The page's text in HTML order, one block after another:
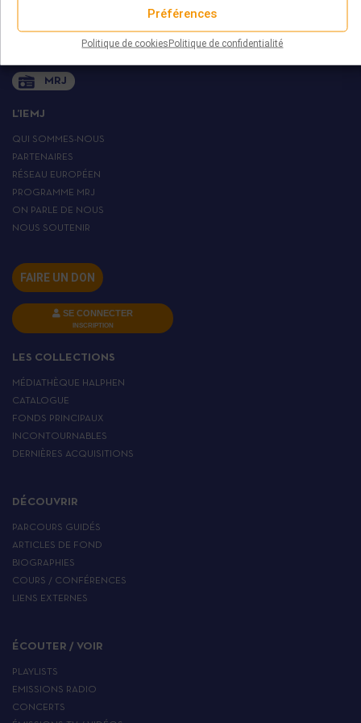
Préférences
Politique de cookiesPolitique de confidentialité
MRJ
L’IEMJ
QUI SOMMES-NOUS
PARTENAIRES
RÉSEAU EUROPÉEN
PROGRAMME MRJ
ON PARLE DE NOUS
NOUS SOUTENIR
FAIRE UN DON
SE CONNECTER
INSCRIPTION
LES COLLECTIONS
MÉDIATHÈQUE HALPHEN
CATALOGUE
FONDS PRINCIPAUX
INCONTOURNABLES
DERNIÈRES ACQUISITIONS
DÉCOUVRIR
PARCOURS GUIDÉS
ARTICLES DE FOND
BIOGRAPHIES
COURS / CONFÉRENCES
LIENS EXTERNES
ÉCOUTER / VOIR
PLAYLISTS
EMISSIONS RADIO
CONCERTS